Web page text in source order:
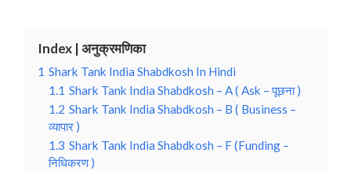
Index | अनुक्रमणिका
1 Shark Tank India Shabdkosh In Hindi
1.1 Shark Tank India Shabdkosh – A ( Ask – पूछना )
1.2 Shark Tank India Shabdkosh – B ( Business –
व्यापार )
1.3 Shark Tank India Shabdkosh – F (Funding –
निधिकरण )